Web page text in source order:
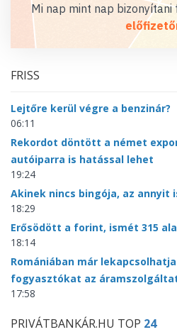
Mi nap mint nap bizonyítani
FRISS
Lejtőre kerül végre a benzinár?
06:11
Rekordot döntött a német
autóiparra is hatással lehet
19:24
Akinek nincs bingója, az annyit
18:29
Erősödött a forint, ismét 315
18:14
Romániában már
fogyasztókat az
17:58
PRIVÁTBANKÁR.HU TOP 24